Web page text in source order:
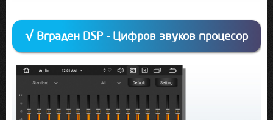
√ Вграден DSP - Цифров звуков процесор